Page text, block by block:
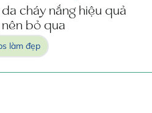
cháy nắng hiệu quả
bỏ qua
làm đẹp